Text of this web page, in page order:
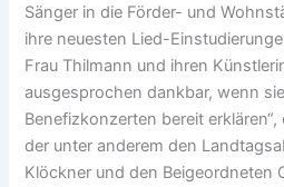
Sänger in die Förder- und
ihre neuesten Lied-
Frau Thilmann und ihren
ausgesprochen dankbar, wenn
Benefizkonzerten bereit
der unter anderem den
Klöckner und den Beigeordneten